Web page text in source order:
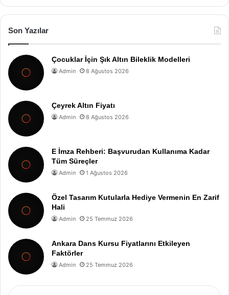
Son Yazılar
Çocuklar İçin Şık Altın Bileklik Modelleri
Admin 8 Ağustos 2026
Çeyrek Altın Fiyatı
Admin 8 Ağustos 2026
E İmza Rehberi: Başvurudan Kullanıma Kadar
Tüm Süreçler
Admin 1 Ağustos 2026
Özel Tasarım Kutularla Hediye Vermenin En Zarif
Hali
Admin 25 Temmuz 2026
Ankara Dans Kursu Fiyatlarını Etkileyen
Faktörler
Admin 25 Temmuz 2026